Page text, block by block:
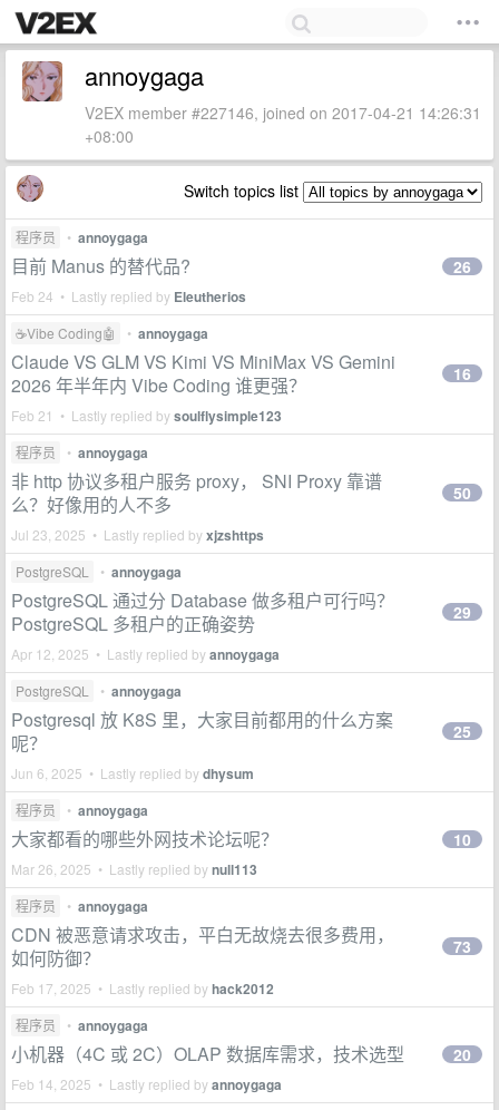
annoygaga
V2EX member #227146, joined on 2017-04-21 14:26:31
+08:00
Switch topics list
程序员 • annoygaga
目前 Manus 的替代品?
Feb 24 • Lastly replied by Eleutherios
26
☕Vibe Coding🤖 • annoygaga
Claude VS GLM VS Kimi VS MiniMax VS Gemini
2026 年半年内 Vibe Coding 谁更强？
Feb 21 • Lastly replied bysoulflysimple123
16
程序员 • annoygaga
非 http 协议多租户服务 proxy， SNI Proxy 靠谱
么？好像用的人不多
Jul 23, 2025 • Lastly replied byxjzshttps
50
PostgreSQL • annoygaga
PostgreSQL 通过分 Database 做多租户可行吗？
PostgreSQL 多租户的正确姿势
Apr 12, 2025 • Lastly replied byannoygaga
29
PostgreSQL • annoygaga
Postgresql 放 K8S 里，大家目前都用的什么方案
呢？
Jun 6, 2025 • Lastly replied bydhysum
25
程序员 • annoygaga
大家都看的哪些外网技术论坛呢？
Mar 26, 2025 • Lastly replied bynull113
10
程序员 • annoygaga
CDN 被恶意请求攻击，平白无故烧去很多费用，
如何防御？
Feb 17, 2025 • Lastly replied byhack2012
73
程序员 • annoygaga
小机器（4C 或 2C）OLAP 数据库需求，技术选型
Feb 14, 2025 • Lastly replied byannoygaga
20